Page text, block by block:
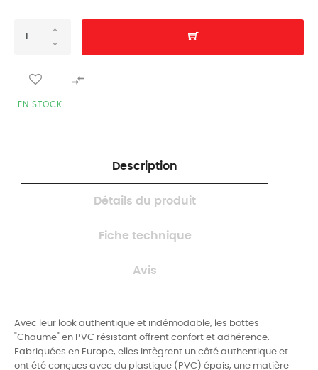

EN STOCK
Description
Détails du produit
Fiche technique
Avis
Avec leur look authentique et indémodable, les bottes
"Chaume" en PVC résistant offrent confort et adhérence.
Fabriquées en Europe, elles intègrent un côté authentique et
ont été conçues avec du plastique (PVC) épais, une matière